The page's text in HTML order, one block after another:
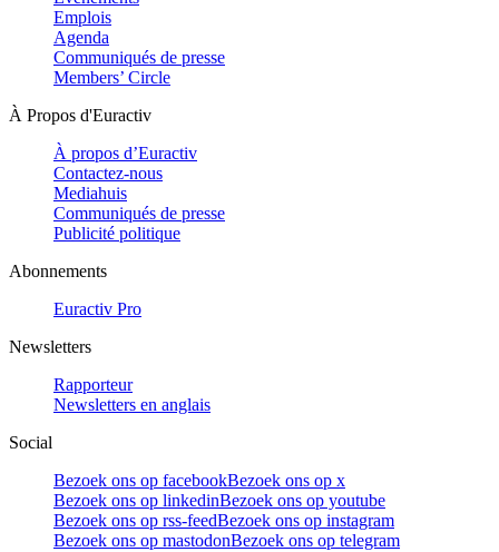
Emplois
Agenda
Communiqués de presse
Members’ Circle
À Propos d'Euractiv
À propos d’Euractiv
Contactez-nous
Mediahuis
Communiqués de presse
Publicité politique
Abonnements
Euractiv Pro
Newsletters
Rapporteur
Newsletters en anglais
Social
Bezoek ons op facebookBezoek ons op x
Bezoek ons op linkedinBezoek ons op youtube
Bezoek ons op rss-feedBezoek ons op instagram
Bezoek ons op mastodonBezoek ons op telegram